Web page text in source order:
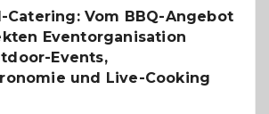
Gelegenheit,
neue
zu
Catering: Vom BBQ-Angebot
Eventorganisation
Events,
und Live-Cooking